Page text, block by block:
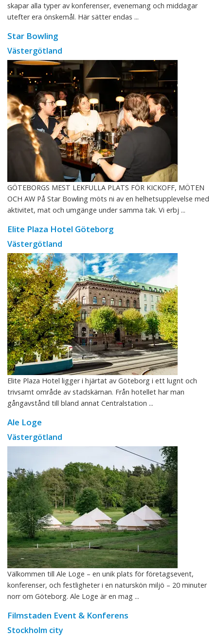
skapar alla typer av konferenser, evenemang och middagar
utefter era önskemål. Här sätter endas ...
Star Bowling
Västergötland
GÖTEBORGS MEST LEKFULLA PLATS FÖR KICKOFF, MÖTEN
OCH AW På Star Bowling möts ni av en helhetsupplevelse med
aktivitet, mat och umgänge under samma tak. Vi erbj ...
Elite Plaza Hotel Göteborg
Västergötland
Elite Plaza Hotel ligger i hjärtat av Göteborg i ett lugnt och
trivsamt område av stadskärnan. Från hotellet har man
gångavstånd till bland annat Centralstation ...
Ale Loge
Västergötland
Välkommen till Ale Loge – en unik plats för företagsevent,
konferenser, och festligheter i en naturskön miljö – 20 minuter
norr om Göteborg. Ale Loge är en mag ...
Filmstaden Event & Konferens
Stockholm city